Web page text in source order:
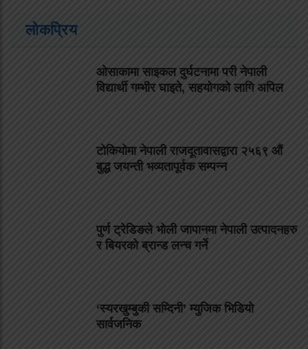
लोकप्रिय
ओसाकामा साइकल दुर्घटनामा परी नेपाली
विद्यार्थी गम्भीर घाइते, सहयोगको लागि अपिल
टोकियोमा नेपाली राजदूतावासद्वारा २५६९ औं
बुद्ध जयन्ती भव्यतापूर्वक सम्पन्न
पुर्ण ट्रेडिङले भोली जापानमा नेपाली उत्पादनहरु
र बियरको ब्रान्ड लन्च गर्ने
‘स्यरखुम्बुकी सम्दिनी’ म्युजिक भिडियो
सार्वजनिक